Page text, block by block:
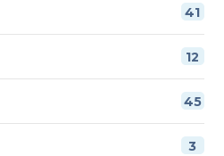
41
12
45
3